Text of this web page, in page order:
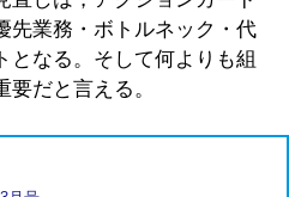
先業務・ボトルネック・代
となる。そして何よりも組
だと言える。